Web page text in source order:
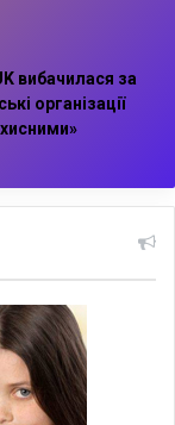
вибачилася за
організації